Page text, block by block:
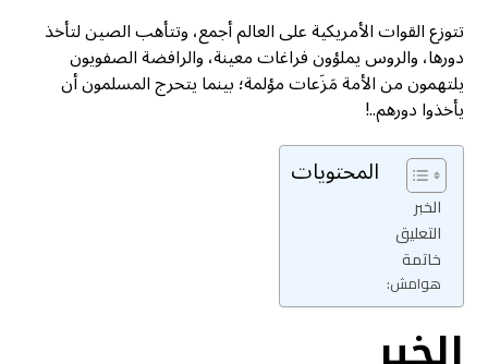
تتوزع القوات الأمريكية على العالم أجمع، وتتأهب الصين لتأخذ
دورها، والروس يملؤون فراغات معينة، والرافضة الصفويون
يلتهمون من الأمة مَزَعات مؤلمة؛ بينما يتحرج المسلمون أن
يأخذوا دورهم..!
المحتويات
الخبر
التعليق
خاتمة
هوامش: